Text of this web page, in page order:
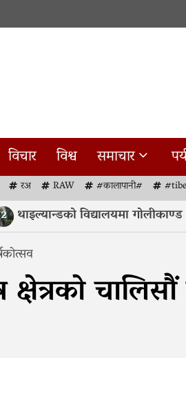
विचार विश्व समाचार
रअ RAW #कालापानी#
थाइल्यान्डको विद्यालयमा गोलीकाण्ड :
चालिसौं